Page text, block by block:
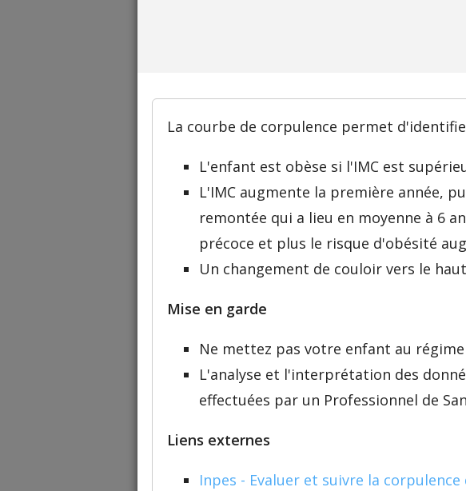
La courbe de corpulence permet
L'enfant est obèse si l'IMC est
L'IMC augmente la première année,
remontée qui a lieu en moyenne à 6
précoce et plus le risque d'obésité
Un changement de couloir vers le
Mise en garde
Ne mettez pas votre enfant au
L'analyse et l'interprétation des
effectuées par un Professionnel de
Liens externes
Inpes - Evaluer et suivre la